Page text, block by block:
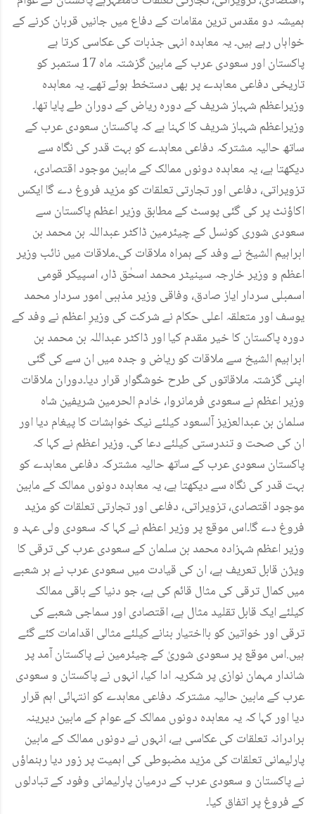
ہمیشہ دو مقدس ترین مقامات کے دفاع میں جانیں قربان کرنے کے
خواہاں رہے ہیں۔ یہ معاہدہ انہی جذبات کی عکاسی کرتا ہے
پاکستان اور سعودی عرب کے مابین گزشتہ ماہ 17 ستمبر کو
تاریخی دفاعی معاہدے پر بھی دستخط ہوئے تھے۔ یہ معاہدہ
وزیراعظم شہباز شریف کے دورہ ریاض کے دوران طے پایا تھا۔
وزیراعظم شہباز شریف کا کہنا ہے کہ پاکستان سعودی عرب کے
ساتھ حالیہ مشترکہ دفاعی معاہدے کو بہت قدر کی نگاہ سے
دیکھتا ہے، یہ معاہدہ دونوں ممالک کے مابین موجود اقتصادی،
تزویراتی، دفاعی اور تجارتی تعلقات کو مزید فروغ دے گا ایکس
اکاؤنٹ پر کی گئی پوسٹ کے مطابق وزیر اعظم پاکستان سے
سعودی شوری کونسل کے چیئرمین ڈاکٹر عبداللہ بن محمد بن
ابراہیم الشیخ نے وفد کے ہمراہ ملاقات کی۔ملاقات میں نائب وزیر
اعظم و وزیر خارجہ سینیٹر محمد اسحٰق ڈار، اسپیکر قومی
اسمبلی سردار ایاز صادق، وفاقی وزیر مذہبی امور سردار محمد
یوسف اور متعلقہ اعلی حکام نے شرکت کی وزیرِ اعظم نے وفد کے
دورہ پاکستان کا خیر مقدم کیا اور ڈاکٹر عبداللہ بن محمد بن
ابراہیم الشیخ سے ملاقات کو ریاض و جدہ میں ان سے کی گئی
اپنی گزشتہ ملاقاتوں کی طرح خوشگوار قرار دیا۔دوران ملاقات
وزیر اعظم نے سعودی فرمانروا، خادم الحرمین شریفین شاہ
سلمان بن عبدالعزیز آلسعود کیلئے نیک خواہشات کا پیغام دیا اور
ان کی صحت و تندرستی کیلئے دعا کی۔ وزیر اعظم نے کہا کہ
پاکستان سعودی عرب کے ساتھ حالیہ مشترکہ دفاعی معاہدے کو
بہت قدر کی نگاہ سے دیکھتا ہے، یہ معاہدہ دونوں ممالک کے مابین
موجود اقتصادی، تزویراتی، دفاعی اور تجارتی تعلقات کو مزید
فروغ دے گا۔اس موقع پر وزیر اعظم نے کہا کہ سعودی ولی عہد و
وزیر اعظم شہزادہ محمد بن سلمان کے سعودی عرب کی ترقی کا
ویژن قابل تعریف ہے، ان کی قیادت میں سعودی عرب نے ہر شعبے
میں کمال ترقی کی مثال قائم کی ہے، جو دنیا کے باقی ممالک
کیلئے ایک قابل تقلید مثال ہے، اقتصادی اور سماجی شعبے کی
ترقی اور خواتین کو بااختیار بنانے کیلئے مثالی اقدامات کئے گئے
ہیں.اس موقع پر سعودی شوریٰ کے چیئرمین نے پاکستان آمد پر
شاندار مہمان نوازی پر شکریہ ادا کیا، انہوں نے پاکستان و سعودی
عرب کے مابین حالیہ مشترکہ دفاعی معاہدے کو انتہائی اہم قرار
دیا اور کہا کہ یہ معاہدہ دونوں ممالک کے عوام کے مابین دیرینہ
برادرانہ تعلقات کی عکاسی ہے، انہوں نے دونوں ممالک کے مابین
پارلیمانی تعلقات کی مزید مضبوطی کی اہمیت پر زور دیا رہنماؤں
نے پاکستان و سعودی عرب کے درمیان پارلیمانی وفود کے تبادلوں
کے فروغ پر اتفاق کیا۔